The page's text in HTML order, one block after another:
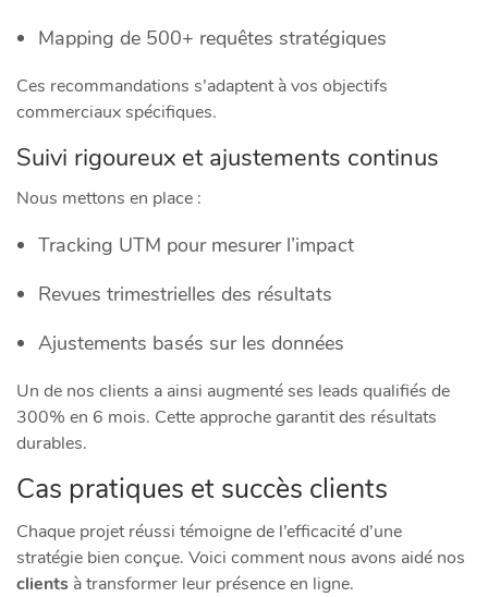
Mapping de 500+ requêtes stratégiques
Ces recommandations s’adaptent à vos objectifs
commerciaux spécifiques.
Suivi rigoureux et ajustements continus
Nous mettons en place :
Tracking UTM pour mesurer l’impact
Revues trimestrielles des résultats
Ajustements basés sur les données
Un de nos clients a ainsi augmenté ses leads qualifiés de
300% en 6 mois. Cette approche garantit des résultats
durables.
Cas pratiques et succès clients
Chaque projet réussi témoigne de l’efficacité d’une
stratégie bien conçue. Voici comment nous avons aidé nos
clients à transformer leur présence en ligne.